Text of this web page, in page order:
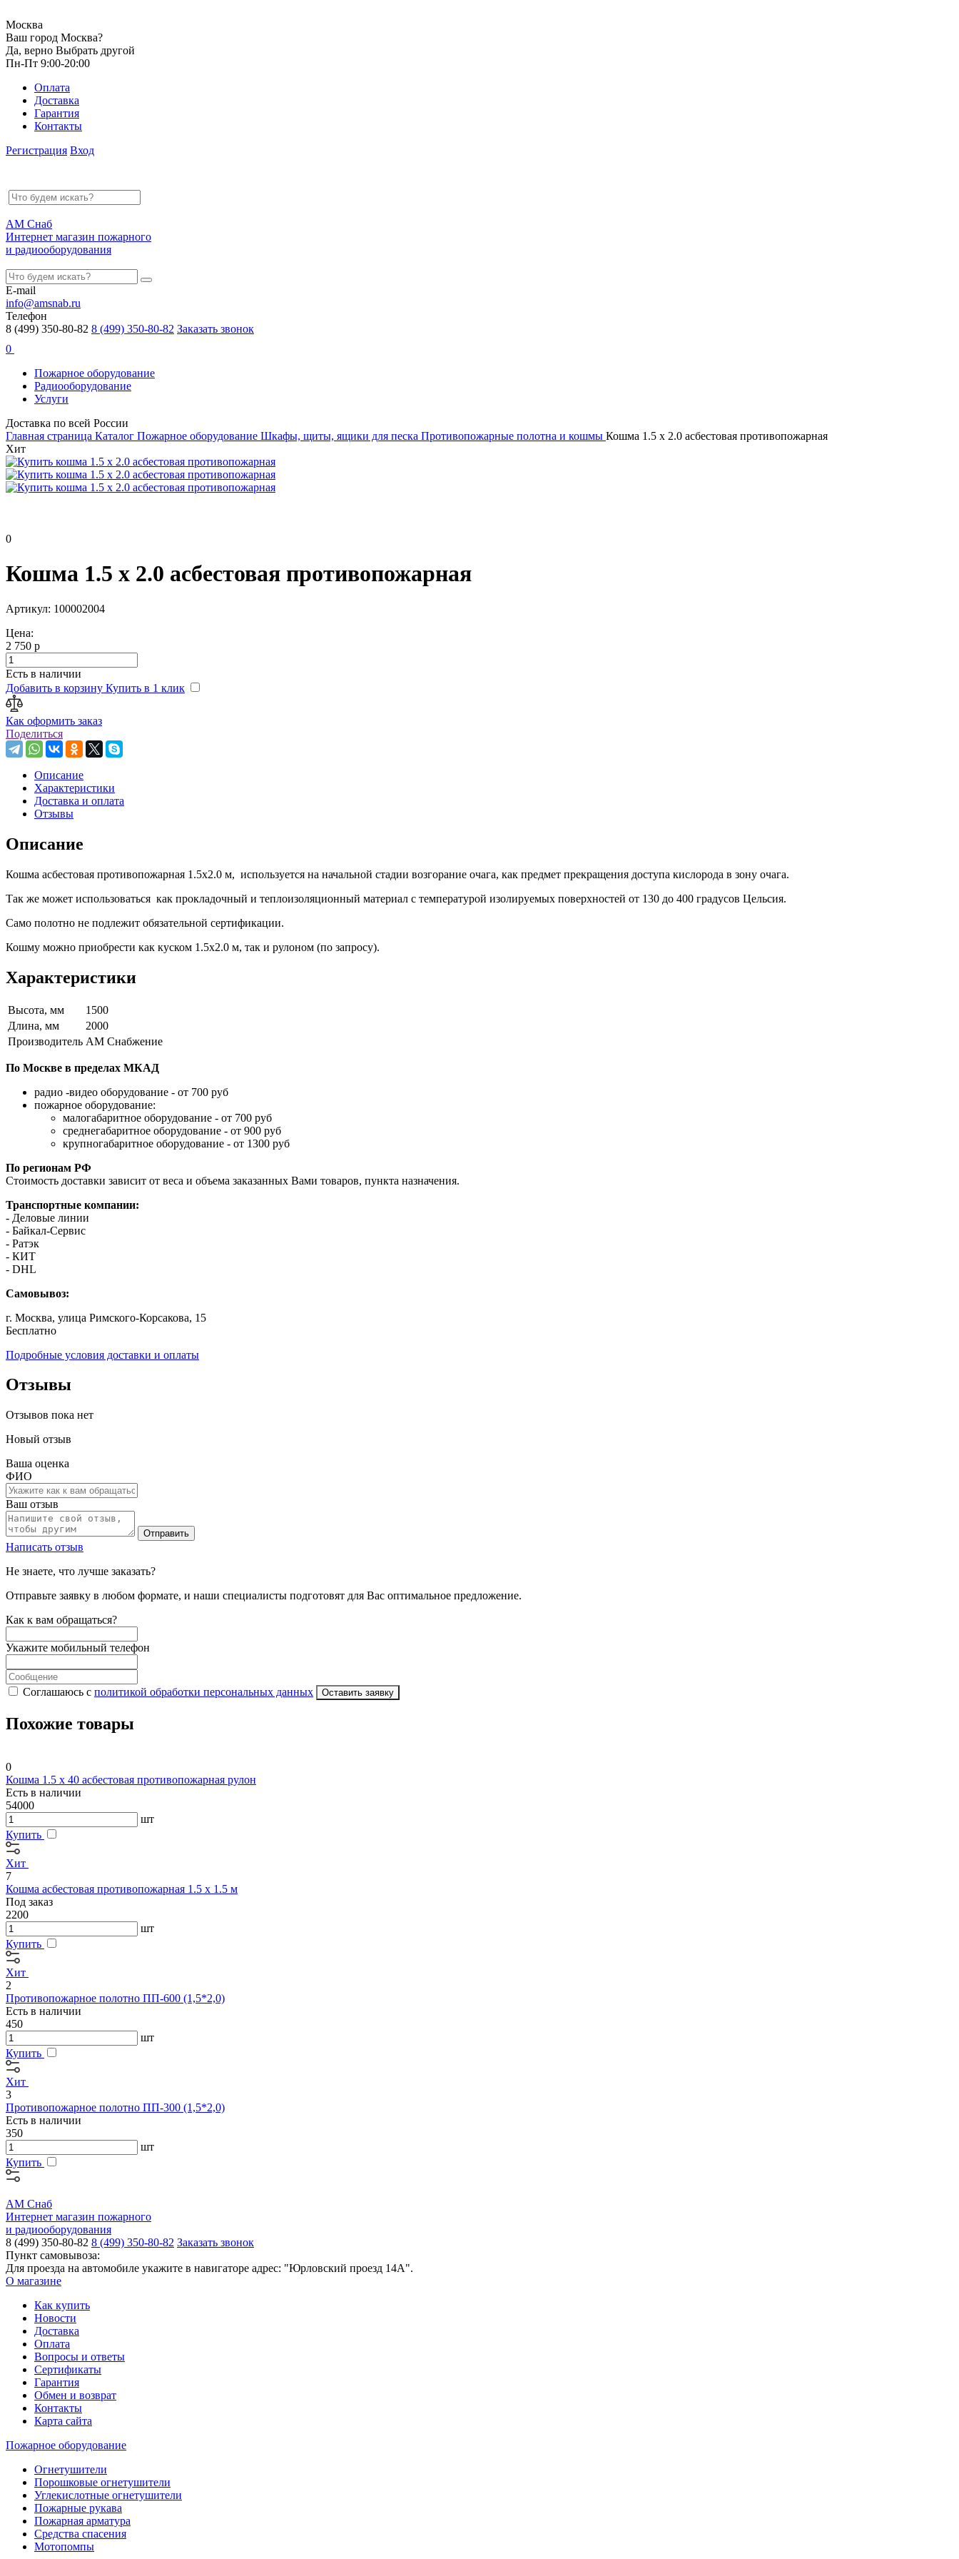
Москва
Ваш город Москва?
Да, верно Выбрать другой
Пн-Пт 9:00-20:00
Оплата
Доставка
Гарантия
Контакты
Регистрация Вход
АМ Снаб
Интернет магазин пожарного
и радиооборудования
E-mail
info@amsnab.ru
Телефон
8 (499) 350-80-82 8 (499) 350-80-82 Заказать звонок
0
Пожарное оборудование
Радиооборудование
Услуги
Доставка по всей России
Главная страница Каталог Пожарное оборудование Шкафы, щиты, ящики для песка Противопожарные полотна и кошмы Кошма 1.5 х 2.0 асбестовая противопожарная
Хит
0
Кошма 1.5 х 2.0 асбестовая противопожарная
Артикул: 100002004
Цена:
2 750 р
Есть в наличии
Добавить в корзину Купить в 1 клик
Как оформить заказ
Поделиться
Описание
Характеристики
Доставка и оплата
Отзывы
Описание
Кошма асбестовая противопожарная 1.5х2.0 м, используется на начальной стадии возгорание очага, как предмет прекращения доступа кислорода в зону очага.
Так же может использоваться как прокладочный и теплоизоляционный материал с температурой изолируемых поверхностей от 130 до 400 градусов Цельсия.
Само полотно не подлежит обязательной сертификации.
Кошму можно приобрести как куском 1.5х2.0 м, так и рулоном (по запросу).
Характеристики
Высота, мм
1500
Длина, мм
2000
Производитель АМ Снабжение
По Москве в пределах МКАД
радио -видео оборудование - от 700 руб
пожарное оборудование:
малогабаритное оборудование - от 700 руб
среднегабаритное оборудование - от 900 руб
крупногабаритное оборудование - от 1300 руб
По регионам РФ
Стоимость доставки зависит от веса и объема заказанных Вами товаров, пункта назначения.
Транспортные компании:
- Деловые линии
- Байкал-Сервис
- Ратэк
- КИТ
- DHL
Самовывоз:
г. Москва, улица Римского-Корсакова, 15
Бесплатно
Подробные условия доставки и оплаты
Отзывы
Отзывов пока нет
Новый отзыв
Ваша оценка
ФИО
Ваш отзыв
Отправить
Написать отзыв
Не знаете, что лучше заказать?
Отправьте заявку в любом формате, и наши специалисты подготовят для Вас оптимальное предложение.
Как к вам обращаться?
Укажите мобильный телефон
Соглашаюсь с политикой обработки персональных данных Оставить заявку
Похожие товары
0
Кошма 1.5 х 40 асбестовая противопожарная рулон
Есть в наличии
54000
шт
Купить
Хит
7
Кошма асбестовая противопожарная 1.5 х 1.5 м
Под заказ
2200
шт
Купить
Хит
2
Противопожарное полотно ПП-600 (1,5*2,0)
Есть в наличии
450
шт
Купить
Хит
3
Противопожарное полотно ПП-300 (1,5*2,0)
Есть в наличии
350
шт
Купить
АМ Снаб
Интернет магазин пожарного
и радиооборудования
8 (499) 350-80-82 8 (499) 350-80-82 Заказать звонок
Пункт самовывоза:
Для проезда на автомобиле укажите в навигаторе адрес: "Юрловский проезд 14А".
О магазине
Как купить
Новости
Доставка
Оплата
Вопросы и ответы
Сертификаты
Гарантия
Обмен и возврат
Контакты
Карта сайта
Пожарное оборудование
Огнетушители
Порошковые огнетушители
Углекислотные огнетушители
Пожарные рукава
Пожарная арматура
Средства спасения
Мотопомпы